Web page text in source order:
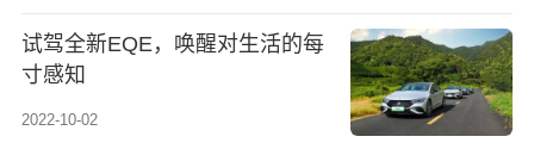
试驾全新EQE，唤醒对生活的每
寸感知
2022-10-02